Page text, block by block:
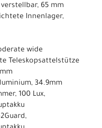
65 mm
Innenlager,
wide
Teleskopsattelstütze
34.9mm
100 Lux,